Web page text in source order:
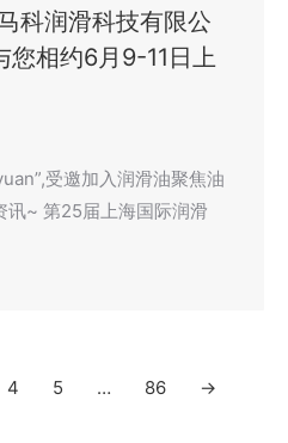
科润滑科技有限公
相约6月9-11日上
受邀加入润滑油聚焦油
讯~ 第25届上海国际润滑
4 5 … 86 →